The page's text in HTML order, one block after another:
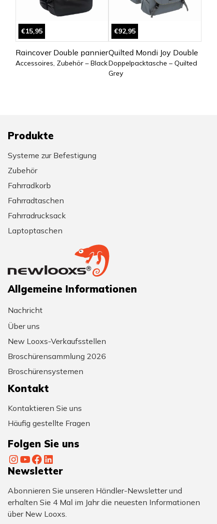
€15,95
Raincover Double pannier
Accessoires, Zubehör – Black
€92,95
Quilted Mondi Joy Double
Doppelpacktasche – Quilted
Grey
Produkte
Systeme zur Befestigung
Zubehör
Fahrradkorb
Fahrradtaschen
Fahrradrucksack
Laptoptaschen
Allgemeine Informationen
Nachricht
Über uns
New Looxs-Verkaufsstellen
Broschürensammlung 2026
Broschürensystemen
Kontakt
Kontaktieren Sie uns
Häufig gestellte Fragen
Folgen Sie uns
InstagramYouTube Facebook LinkedIn
Newsletter
Abonnieren Sie unseren Händler-Newsletter und
erhalten Sie 4 Mal im Jahr die neuesten Informationen
über New Looxs.